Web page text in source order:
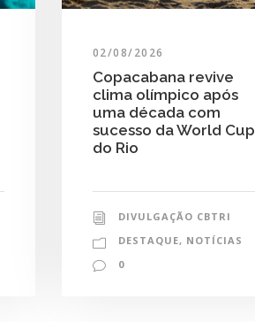
02/08/2026
Copacabana revive
clima olímpico após
uma década com
sucesso da World Cup
do Rio
DIVULGAÇÃO CBTRI
DESTAQUE, NOTÍCIAS
0